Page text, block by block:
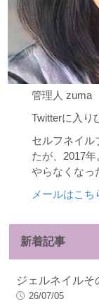
管理人 zuma
Twitterに入り
セルフネイル
たが、2017
やらなくなっ
メールはこ
新着記事
ジェルネイルそ
26/07/05